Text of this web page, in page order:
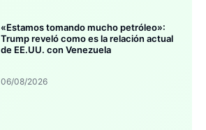
«Estamos tomando mucho petróleo»:
Trump reveló como es la relación actual
de EE.UU. con Venezuela
06/08/2026